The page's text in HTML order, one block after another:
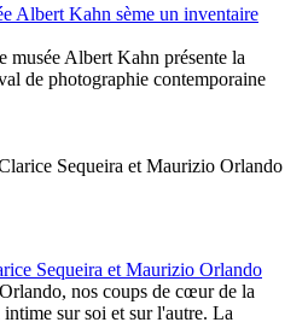
Albert Kahn sème un inventaire
musée Albert Kahn présente la
de photographie contemporaine
Sequeira et Maurizio Orlando
nos coups de cœur de la
sur soi et sur l'autre. La